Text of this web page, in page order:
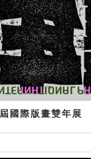
國際版畫雙年展